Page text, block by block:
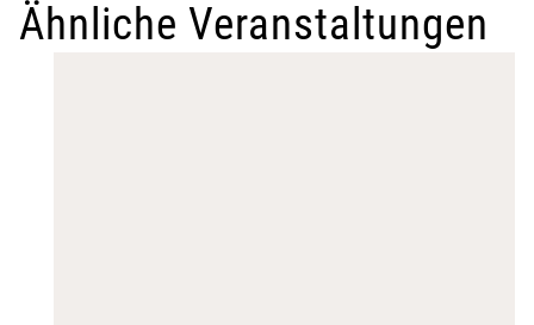
Ähnliche Veranstaltungen